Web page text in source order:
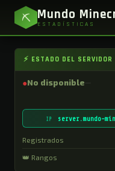
⛏ Mundo
ESTADÍSTICAS
⚡ ESTADO DEL SERVIDOR
●No disponible
IP server.mundo-
Registrados
👑 Rangos